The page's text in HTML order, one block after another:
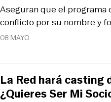
08 MAYO
Aseguran que el programa
conflicto por su nombre y
La Red hará casting
¿Quieres Ser Mi